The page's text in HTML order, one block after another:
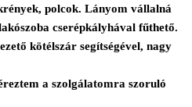
polcok. Lányom vállalná
cserépkályhával fűthető.
kötélszár segítségével, nagy
a szolgálatomra szoruló